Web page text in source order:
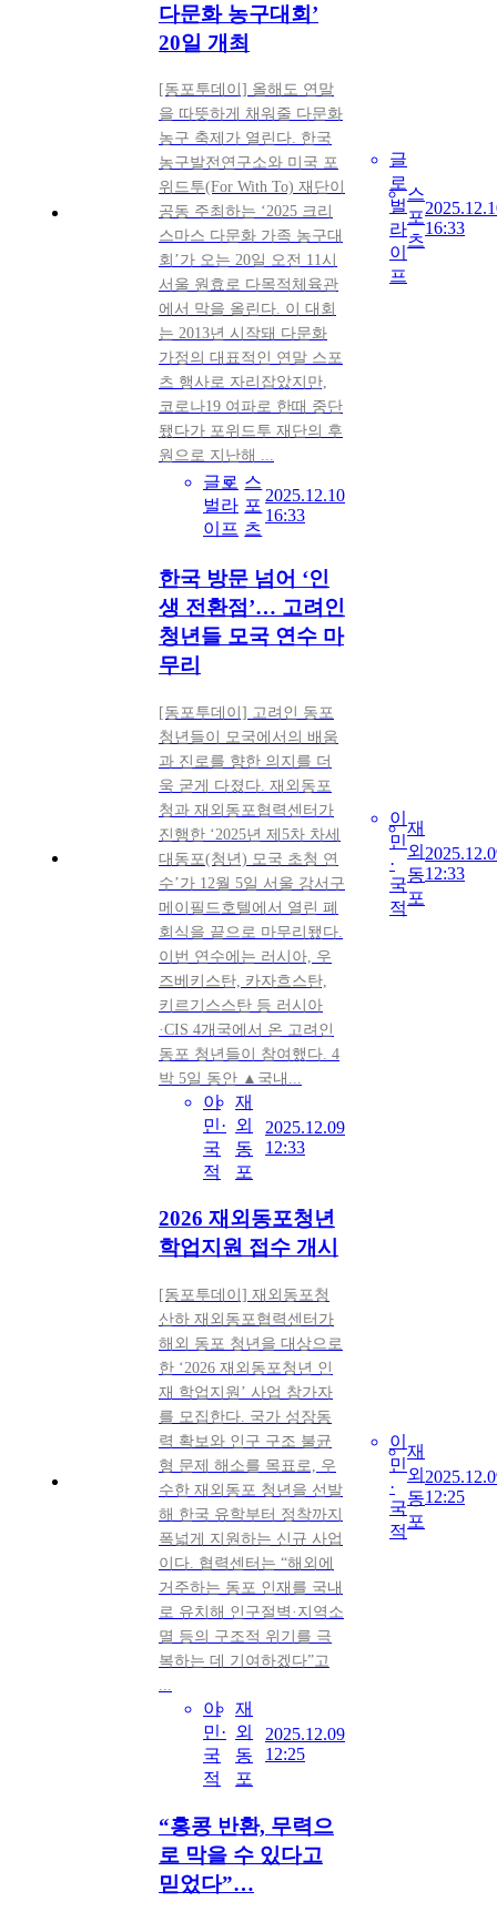
다문화 농구대회’
20일 개최
[동포투데이] 올해도 연말
을 따뜻하게 채워줄 다문화
농구 축제가 열린다. 한국
농구발전연구소와 미국 포
위드투(For With To) 재단이
공동 주최하는 ‘2025 크리
스마스 다문화 가족 농구대
회’가 오는 20일 오전 11시
서울 원효로 다목적체육관
에서 막을 올린다. 이 대회
는 2013년 시작돼 다문화
가정의 대표적인 연말 스포
츠 행사로 자리잡았지만,
코로나19 여파로 한때 중단
됐다가 포위드투 재단의 후
원으로 지난해 ...
글로
벌라
이프
스
포
츠
2025.12.10
16:33
글
로
벌
라
이
프
스
포
츠
16:33
한국 방문 넘어 ‘인
생 전환점’… 고려인
청년들 모국 연수 마
무리
[동포투데이] 고려인 동포
청년들이 모국에서의 배움
과 진로를 향한 의지를 더
욱 굳게 다졌다. 재외동포
청과 재외동포협력센터가
진행한 ‘2025년 제5차 차세
대동포(청년) 모국 초청 연
수’가 12월 5일 서울 강서구
메이필드호텔에서 열린 폐
회식을 끝으로 마무리됐다.
이번 연수에는 러시아, 우
즈베키스탄, 카자흐스탄,
키르기스스탄 등 러시아
·CIS 4개국에서 온 고려인
동포 청년들이 참여했다. 4
박 5일 동안 ▲국내...
이
민·
국
적
재
외
동
포
2025.12.09
12:33
이
민
·
국
적
재
외
동
포
12:33
2026 재외동포청년
학업지원 접수 개시
[동포투데이] 재외동포청
산하 재외동포협력센터가
해외 동포 청년을 대상으로
한 ‘2026 재외동포청년 인
재 학업지원’ 사업 참가자
를 모집한다. 국가 성장동
력 확보와 인구 구조 불균
형 문제 해소를 목표로, 우
수한 재외동포 청년을 선발
해 한국 유학부터 정착까지
폭넓게 지원하는 신규 사업
이다. 협력센터는 “해외에
거주하는 동포 인재를 국내
로 유치해 인구절벽·지역소
멸 등의 구조적 위기를 극
복하는 데 기여하겠다”고
...
이
민·
국
적
재
외
동
포
2025.12.09
12:25
이
민
·
국
적
재
외
동
포
12:25
“홍콩 반환, 무력으
로 막을 수 있다고
믿었다”…